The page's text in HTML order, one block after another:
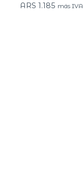
ARS 1.185 más IVA